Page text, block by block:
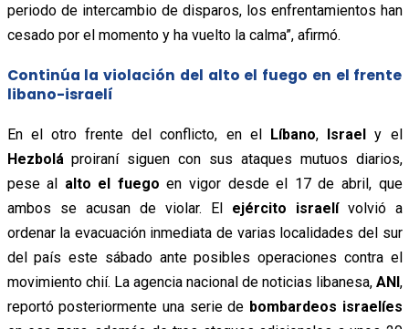
periodo de intercambio de disparos, los enfrentamientos han
cesado por el momento y ha vuelto la calma”, afirmó.
Continúa la violación del alto el fuego en el frente
libano-israelí
En el otro frente del conflicto, en el Líbano, Israel y el
Hezbolá proiraní siguen con sus ataques mutuos diarios,
pese al alto el fuego en vigor desde el 17 de abril, que
ambos se acusan de violar. El ejército israelívolvió a
ordenar la evacuación inmediata de varias localidades del sur
del país este sábado ante posibles operaciones contra el
movimiento chií. La agencia nacional de noticias libanesa, ANI,
reportó posteriormente una serie de bombardeos israelíes